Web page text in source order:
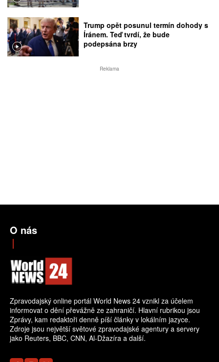
Trump opět posunul termín dohody s
Íránem. Teď tvrdí, že bude
podepsána brzy
Reklama
O nás
Zpravodajský online portál World News 24 vznikl za účelem
informovat o dění převážně ze zahraničí. Hlavní rubrikou jsou
Zprávy, kam redaktoři denně píší články v lokálním jazyce.
Zdroje jsou největší světové zpravodajské agentury a servery
jako Reuters, BBC, CNN, Al-Džazíra a další.